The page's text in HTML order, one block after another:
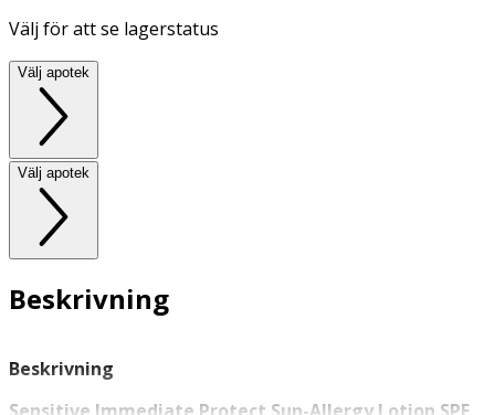
Välj för att se lagerstatus
Välj apotek
Välj apotek
Beskrivning
Beskrivning